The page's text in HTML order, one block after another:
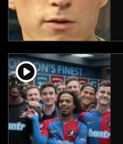
player2